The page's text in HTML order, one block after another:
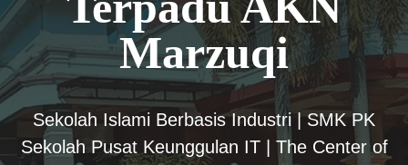
Marzuqi
Sekolah Islami Berbasis Industri | SMK PK
Sekolah Pusat Keunggulan IT | The Center of